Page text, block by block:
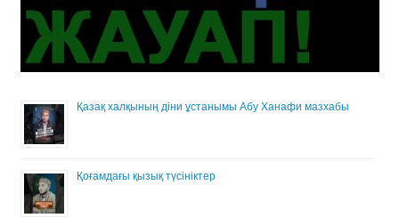
Қазақ халқының діни ұстанымы Абу Ханафи мазхабы
Қоғамдағы қызық түсініктер